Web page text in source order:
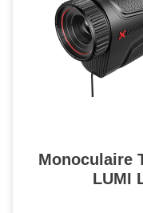
Monoculaire
LUMI